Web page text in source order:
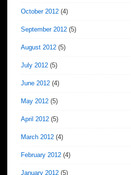
October 2012 (4)
September 2012 (5)
August 2012 (5)
July 2012 (5)
June 2012 (4)
May 2012 (5)
April 2012 (5)
March 2012 (4)
February 2012 (4)
January 2012 (5)